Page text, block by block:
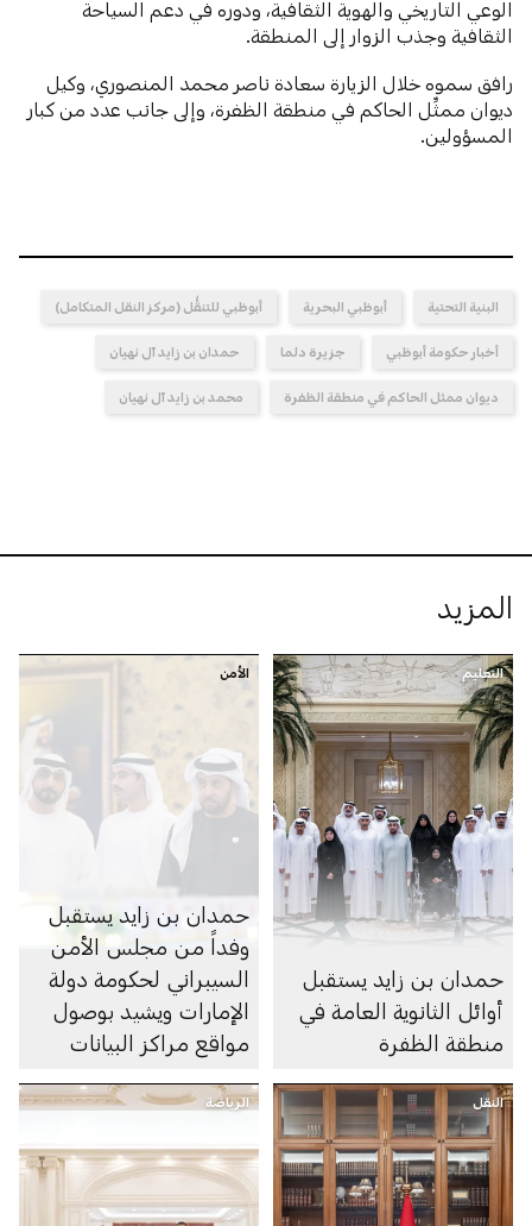
الوعي التاريخي والهوية الثقافية، ودوره في دعم السياحة
الثقافية وجذب الزوار إلى المنطقة.
رافق سموه خلال الزيارة سعادة ناصر محمد المنصوري، وكيل
ديوان ممثِّل الحاكم في منطقة الظفرة، وإلى جانب عدد من كبار
المسؤولين.
البنية التحتية أبوظبي البحرية أبوظبي للتنقُّل (مركز النقل المتكامل)
أخبار حكومة أبوظبي جزيرة دلما حمدان بن زايد آل نهيان
ديوان ممثل الحاكم في منطقة الظفرة محمد بن زايد آل نهيان
المزيد
التعليم
حمدان بن زايد يستقبل
أوائل الثانوية العامة في
منطقة الظفرة
الأمن
حمدان بن زايد يستقبل
وفداً من مجلس الأمن
السيبراني لحكومة دولة
الإمارات ويشيد بوصول
مواقع مراكز البيانات
إلى منطقة الظفرة
النقل الرياضة